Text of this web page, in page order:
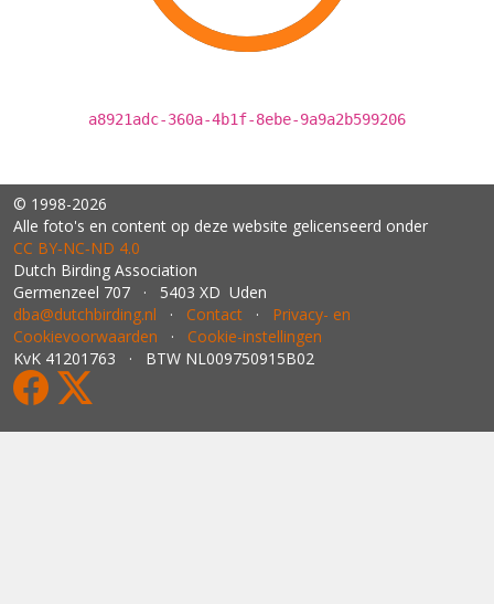
a8921adc-360a-4b1f-8ebe-9a9a2b599206
© 1998-2026
Alle foto's en content op deze website gelicenseerd onder
CC BY‑NC‑ND 4.0
Dutch Birding Association
Germenzeel 707 · 5403 XD Uden
dba@dutchbirding.nl · Contact · Privacy- en
Cookievoorwaarden · Cookie-instellingen
KvK 41201763 · BTW NL009750915B02